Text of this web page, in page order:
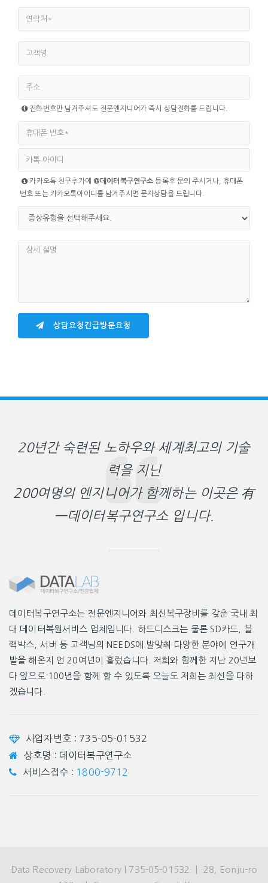
전화번호만 남겨주셔도 전문엔지니어가 즉시 상담전화를 드립니다.
카카오톡 친구추가에 @데이터복구연구소 등록후 문의 주시거나, 휴대폰
번호 또는 카카오톡아이디를 남겨주시면 문자상담을 드립니다.
상담요청긴급방문요청
20년간 숙련된 노하우와 세계최고의 기술
력을 지닌
200여명의 엔지니어가 함께하는 이곳은 有
一데이터복구연구소 입니다.
데이터복구연구소는 전문엔지니어와 최신복구장비를 갖춘 국내 최
대 데이터복원서비스 업체입니다. 하드디스크는 물론 SD카드, 블
랙박스, 서버 등 고객님의 NEEDS에 발맞춰 다양한 분야에 연구개
발을 해온지 언 20여년이 흘렀습니다. 저희와 함께한 지난 20년보
다 앞으로 100년을 함께 할 수 있도록 오늘도 저희는 최선을 다하
겠습니다.
사업자번호 : 735-05-01532
상호명 : 데이터복구연구소
서비스접수 : 1800-9712
Data Recovery Laboratory | 735-05-01532 ㅣ 28, Eonju-ro